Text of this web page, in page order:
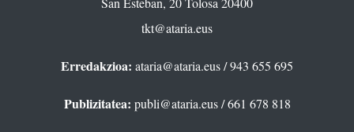
tkt@ataria.eus
Erredakzioa: ataria@ataria.eus/ 943 655 695
Publizitatea: publi@ataria.eus/ 661 678 818